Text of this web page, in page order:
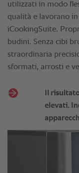
utilizzati in modo
qualità e lavorano
iCookingSuite.
budini. Senza cibi
straordinaria
sformati, arrosti e
Il
elevati.